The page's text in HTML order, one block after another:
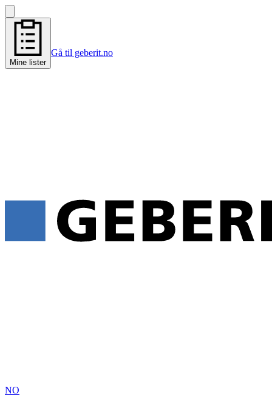
Mine lister
Gå til geberit.no
NO